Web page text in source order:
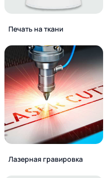
Печать на ткани
Лазерная гравировка